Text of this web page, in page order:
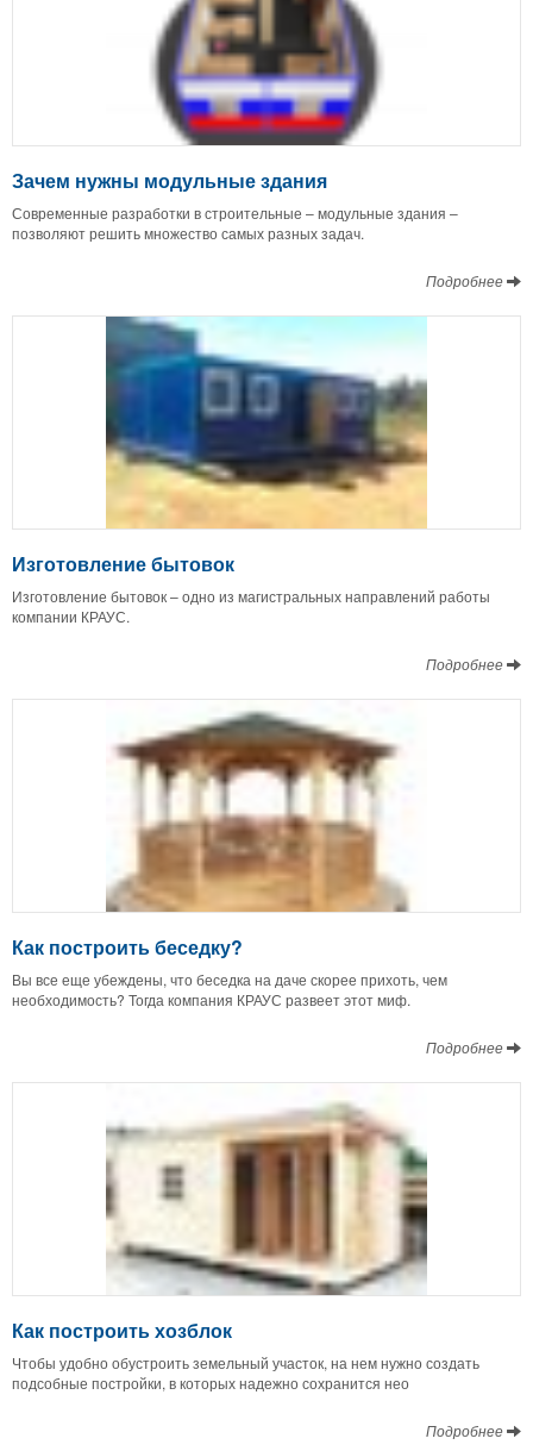
Зачем нужны модульные здания
Современные разработки в строительные – модульные здания –
позволяют решить множество самых разных задач.
Подробнее
Изготовление бытовок
Изготовление бытовок – одно из магистральных направлений работы
компании КРАУС.
Подробнее
Как построить беседку?
Вы все еще убеждены, что беседка на даче скорее прихоть, чем
необходимость? Тогда компания КРАУС развеет этот миф.
Подробнее
Как построить хозблок
Чтобы удобно обустроить земельный участок, на нем нужно создать
подсобные постройки, в которых надежно сохранится нео
Подробнее